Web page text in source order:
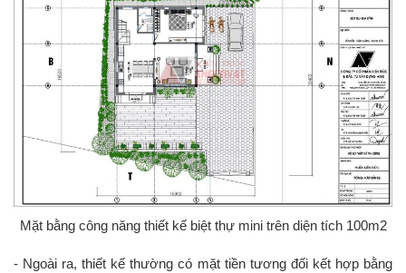
Mặt bằng công năng thiết kế biệt thự mini trên diện tích 100m2
- Ngoài ra, thiết kế thường có mặt tiền tương đối kết hợp bằng